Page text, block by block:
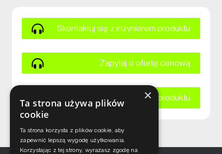
Skontaktuj się z inżynierem produktu
Zapytaj o ofertę cenową
Zapytaj o kartę katalogową produktu
×
Ta strona używa plików
cookie
Ta strona korzysta z plików cookie, aby
zapewnić lepszą wygodę użytkowania.
Korzystając z tej strony, wyrażasz zgodę na